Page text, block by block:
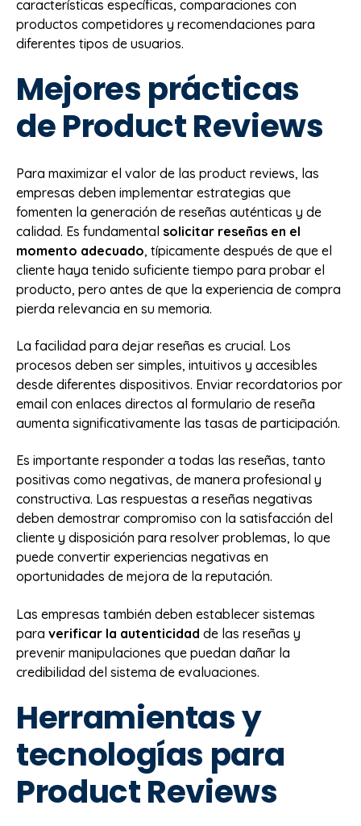
características específicas, comparaciones con
productos competidores y recomendaciones para
diferentes tipos de usuarios.
Mejores prácticas
de Product Reviews
Para maximizar el valor de las product reviews, las
empresas deben implementar estrategias que
fomenten la generación de reseñas auténticas y de
calidad. Es fundamental solicitar reseñas en el
momento adecuado, típicamente después de que el
cliente haya tenido suficiente tiempo para probar el
producto, pero antes de que la experiencia de compra
pierda relevancia en su memoria.
La facilidad para dejar reseñas es crucial. Los
procesos deben ser simples, intuitivos y accesibles
desde diferentes dispositivos. Enviar recordatorios por
email con enlaces directos al formulario de reseña
aumenta significativamente las tasas de participación.
Es importante responder a todas las reseñas, tanto
positivas como negativas, de manera profesional y
constructiva. Las respuestas a reseñas negativas
deben demostrar compromiso con la satisfacción del
cliente y disposición para resolver problemas, lo que
puede convertir experiencias negativas en
oportunidades de mejora de la reputación.
Las empresas también deben establecer sistemas
para verificar la autenticidad de las reseñas y
prevenir manipulaciones que puedan dañar la
credibilidad del sistema de evaluaciones.
Herramientas y
tecnologías para
Product Reviews